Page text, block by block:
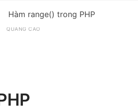
Hàm range() trong PHP
QUẢNG CÁO